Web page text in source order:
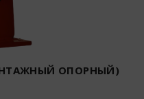
ОПОРНЫЙ)